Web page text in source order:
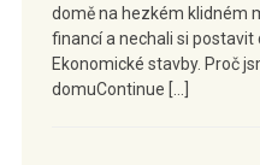
domě na hezkém klidném
financí a nechali si
Ekonomické stavby. Proč
domuContinue […]